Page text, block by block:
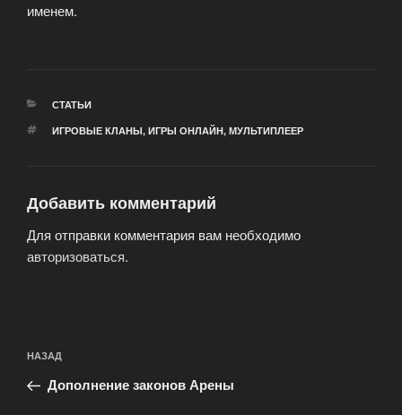
именем.
РУБРИКИ
СТАТЬИ
МЕТКИ
ИГРОВЫЕ КЛАНЫ, ИГРЫ ОНЛАЙН, МУЛЬТИПЛЕЕР
Добавить комментарий
Для отправки комментария вам необходимо
авторизоваться.
по
записям
Предыдущая
запись:
НАЗАД
Дополнение законов Арены